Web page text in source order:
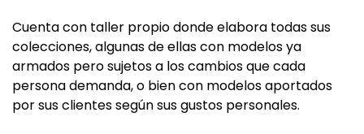
Cuenta con taller propio donde elabora todas sus
colecciones, algunas de ellas con modelos ya
armados pero sujetos a los cambios que cada
persona demanda, o bien con modelos aportados
por sus clientes según sus gustos personales.